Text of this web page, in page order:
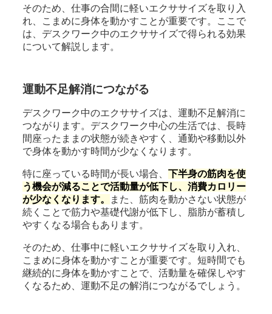
そのため、仕事の合間に軽いエクササイズを取り入
れ、こまめに身体を動かすことが重要です。ここで
は、デスクワーク中のエクササイズで得られる効果
について解説します。
運動不足解消につながる
デスクワーク中のエクササイズは、運動不足解消に
つながります。デスクワーク中心の生活では、長時
間座ったままの状態が続きやすく、通勤や移動以外
で身体を動かす時間が少なくなります。
特に座っている時間が長い場合、下半身の筋肉を使
う機会が減ることで活動量が低下し、消費カロリー
が少なくなります。
また、筋肉を動かさない状態が
続くことで筋力や基礎代謝が低下し、脂肪が蓄積し
やすくなる場合もあります。
そのため、仕事中に軽いエクササイズを取り入れ、
こまめに身体を動かすことが重要です。短時間でも
継続的に身体を動かすことで、活動量を確保しやす
くなるため、運動不足の解消につながるでしょう。